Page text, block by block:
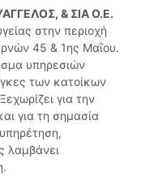
& ΣΙΑ Ο.Ε.
στην περιοχή
45 & 1ης Μαΐου.
υπηρεσιών
των κατοίκων
για την
για τη σημασία
λαμβάνει